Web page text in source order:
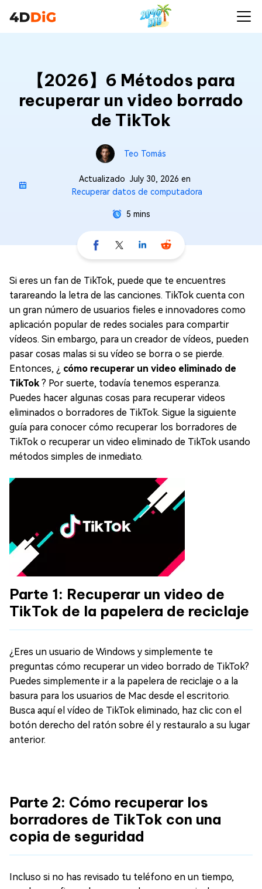
【2026】6 Métodos para
recuperar un video borrado
de TikTok
Teo Tomás
ActualizadoJuly 30, 2026 en
Recuperar datos de computadora
5 mins
Si eres un fan de TikTok, puede que te encuentres
tarareando la letra de las canciones. TikTok cuenta con
un gran número de usuarios fieles e innovadores como
aplicación popular de redes sociales para compartir
vídeos. Sin embargo, para un creador de vídeos, pueden
pasar cosas malas si su vídeo se borra o se pierde.
Entonces, ¿ cómo recuperar un video eliminado de
TikTok? Por suerte, todavía tenemos esperanza.
Puedes hacer algunas cosas para recuperar videos
eliminados o borradores de TikTok. Sigue la siguiente
guía para conocer cómo recuperar los borradores de
TikTok o recuperar un video eliminado de TikTok usando
métodos simples de inmediato.
Parte 1: Recuperar un video de
TikTok de la papelera de reciclaje
¿Eres un usuario de Windows y simplemente te
preguntas cómo recuperar un video borrado de TikTok?
Puedes simplemente ir a la papelera de reciclaje o a la
basura para los usuarios de Mac desde el escritorio.
Busca aquí el vídeo de TikTok eliminado, haz clic con el
botón derecho del ratón sobre él y restauralo a su lugar
anterior.
Parte 2: Cómo recuperar los
borradores de TikTok con una
copia de seguridad
Incluso si no has revisado tu teléfono en un tiempo,